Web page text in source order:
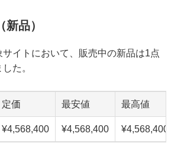
品）
サイトにおいて、販売中の新品は1点
た。
定価 最安値 最高値
¥4,568,400 ¥4,568,400 ¥4,568,400